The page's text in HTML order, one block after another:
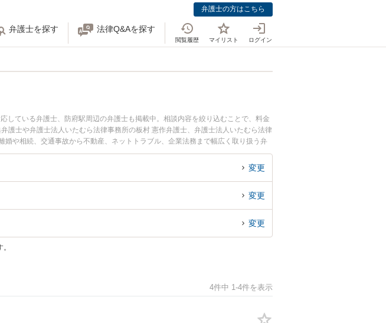
弁護士の方はこちら
弁護士を探す 法律Q&Aを探す
閲覧履歴 マイリスト ログイン
ている弁護士、防府駅周辺の弁護士も掲載中。相談内容を絞り込むことで、料金
護士や弁護士法人いたむら法律事務所の板村 憲作弁護士、弁護士法人いたむら法律
や相続、交通事故から不動産、ネットトラブル、企業法務まで幅広く取り扱う弁
た不倫慰謝料トラブルを今すぐに弁護士に相談したい』『交通事故の過失割合や後
務整理を法律相談できる防府市内の弁護士に相談予約したい』などでお困りの相談
変更
変更
変更
4件中 1-4件を表示